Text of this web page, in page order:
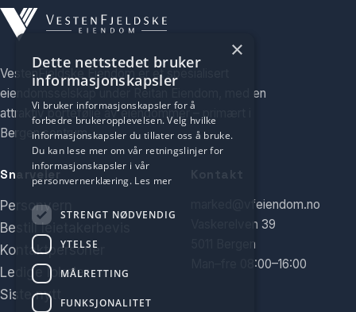
VestenFjeldske Eiendom er et spesialisert
eiendomsselskap under Reitan Eiendom, med en
attraktiv portefølje av eiendommer – primært i
Bergen sentrum.
Snarveier
Personvern
Bestill leietakerbevis
Kontaktpersoner
Ledige lokaler
Siste nytt
marked@vfeiendom.no
Vaskerelven 39
5011 Bergen
Man–fre 08:00–16:00
×
Dette nettstedet bruker
informasjonskapsler
Vi bruker informasjonskapsler for å
forbedre brukeropplevelsen. Velg hvilke
informasjonskapsler du tillater oss å bruke.
Du kan lese mer om vår retningslinjer for
informasjonskapsler i vår
personvernerklæring. Les mer
STRENGT NØDVENDIG
YTELSE
MÅLRETTING
FUNKSJONALITET